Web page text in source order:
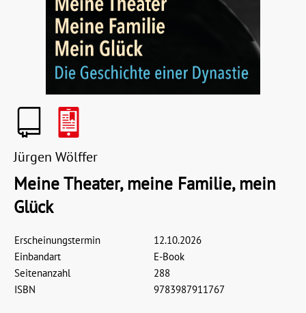
Jürgen Wölffer
Meine Theater, meine Familie, mein
Glück
Erscheinungstermin
12.10.2026
Einbandart
E-Book
Seitenanzahl
288
ISBN
9783987911767